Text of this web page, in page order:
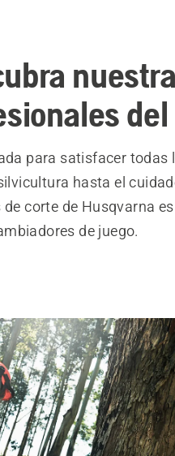
para satisfacer todas
hasta el
de corte de Husqvarna
de juego.